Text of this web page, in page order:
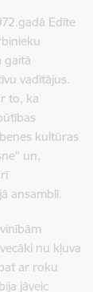
Edīte
gaitā
vadītājus.
to, ka
kultūras
un,
ansamblī.
nu kļuva
ar roku
jāveic